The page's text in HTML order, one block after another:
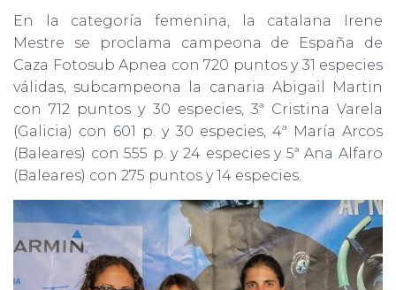
En la categoría femenina, la catalana Irene
Mestre se proclama campeona de España de
Caza Fotosub Apnea con 720 puntos y 31 especies
válidas, subcampeona la canaria Abigail Martin
con 712 puntos y 30 especies, 3ª Cristina Varela
(Galicia) con 601 p. y 30 especies, 4ª María Arcos
(Baleares) con 555 p. y 24 especies y 5ª Ana Alfaro
(Baleares) con 275 puntos y 14 especies.